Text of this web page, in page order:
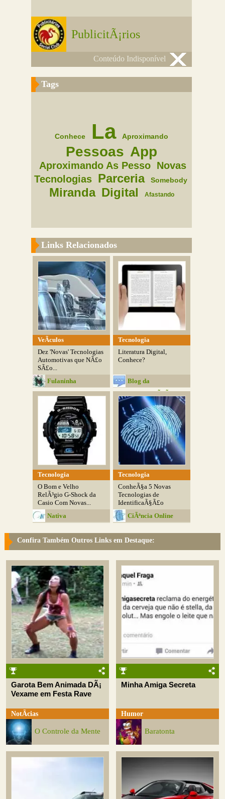
PublicitÃ¡rios
Conteúdo Indisponível
Tags
Conhece La Aproximando
Pessoas App
Aproximando As Pesso
Novas
Tecnologias
Parceria Somebody
Miranda Digital Afastando
Links Relacionados
VeÃ­culos
Dez 'Novas' Tecnologias
Automotivas que NÃ£o
SÃ£o...
Fulaninha
Entretenimentos
Tecnologia
Literatura Digital,
Conhece?
Blog da
ComunicaÃ§Ã£o
Tecnologia
O Bom e Velho
RelÃ³gio G-Shock da
Casio Com Novas...
Nativa
Tecnologia
ConheÃ§a 5 Novas
Tecnologias de
IdentificaÃ§Ã£o
CiÃªncia Online
Confira Também Outros Links em Destaque:
Garota Bem Animada DÃ¡
Vexame em Festa Rave
NotÃ­cias
O Controle da Mente
Minha Amiga Secreta
Humor
Baratonta